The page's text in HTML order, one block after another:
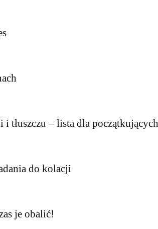
tłuszczu – lista dla początkujących
do kolacji
je obalić!